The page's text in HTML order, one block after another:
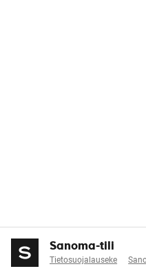
Sanoma-tili
Tietosuojalauseke